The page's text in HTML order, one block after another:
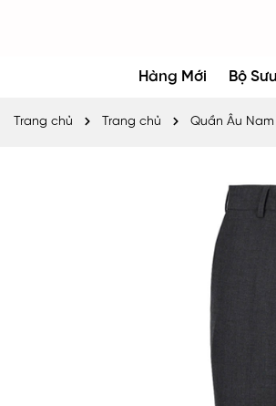
Hàng Mới Bộ
Trang chủ Trang chủ Quần Âu Nam